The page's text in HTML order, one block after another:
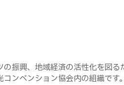
振興、地域経済の活性化を図る
ンベンション協会内の組織です。